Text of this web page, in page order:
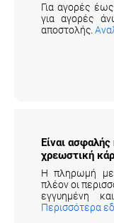
Για αγορές
για αγορές
αποστολής.
Είναι
χρεωστική
Η πληρωμή με
πλέον οι
εγγυημένη
Περισσότερα